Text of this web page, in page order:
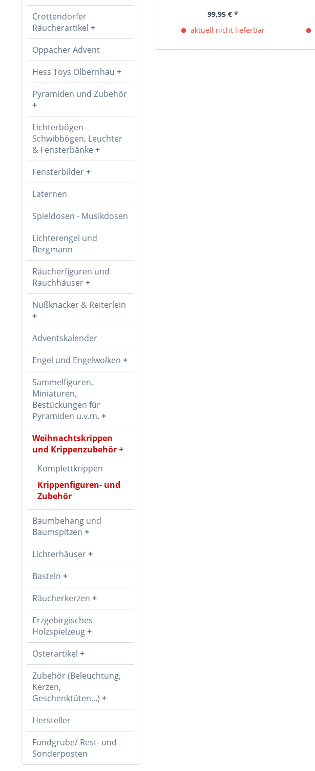
Crottendorfer
Räucherartikel
Oppacher Advent
Hess Toys Olbernhau
Pyramiden und Zubehör
Lichterbögen-
Schwibbögen, Leuchter
& Fensterbänke
Fensterbilder
Laternen
Spieldosen - Musikdosen
Lichterengel und
Bergmann
Räucherfiguren und
Rauchhäuser
Nußknacker & Reiterlein
Adventskalender
Engel und Engelwolken
Sammelfiguren,
Miniaturen,
Bestückungen für
Pyramiden u.v.m.
Weihnachtskrippen
und Krippenzubehör
Komplettkrippen
Krippenfiguren- und
Zubehör
Baumbehang und
Baumspitzen
Lichterhäuser
Basteln
Räucherkerzen
Erzgebirgisches
Holzspielzeug
Osterartikel
Zubehör (Beleuchtung,
Kerzen,
Geschenktüten...)
Hersteller
Fundgrube/ Rest- und
Sonderposten
99,95 € *
aktuell nicht lieferbar